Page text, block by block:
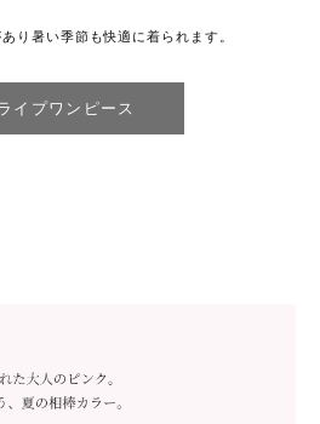
り暑い季節も快適に着られます。
イプワンピース